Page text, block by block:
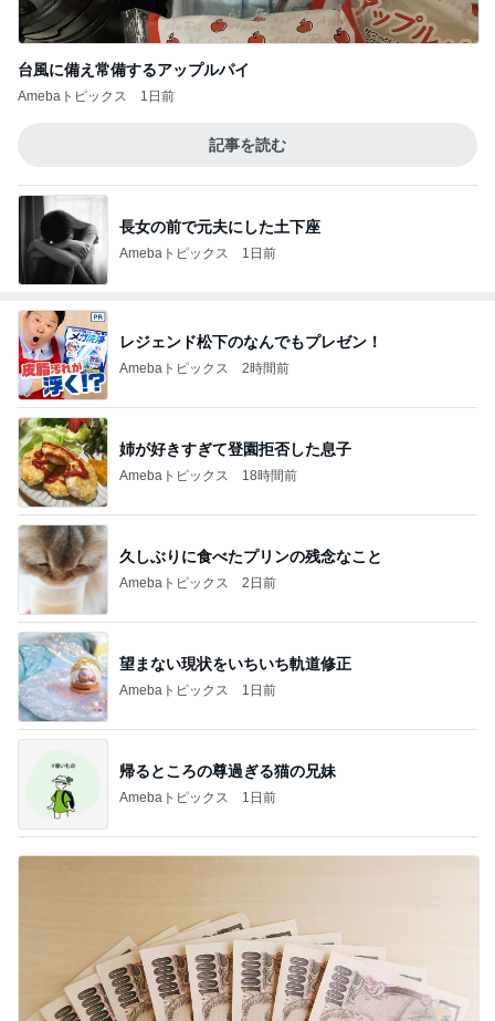
台風に備え常備するアップルパイ
Amebaトピックス 1日前
記事を読む
長女の前で元夫にした土下座
Amebaトピックス 1日前
レジェンド松下のなんでもプレゼン！
Amebaトピックス 2時間前
姉が好きすぎて登園拒否した息子
Amebaトピックス 18時間前
久しぶりに食べたプリンの残念なこと
Amebaトピックス 2日前
望まない現状をいちいち軌道修正
Amebaトピックス 1日前
帰るところの尊過ぎる猫の兄妹
Amebaトピックス 1日前